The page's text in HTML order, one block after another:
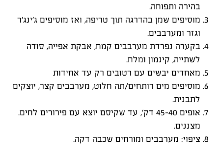
בהירה ותפוחה.
מוסיפים שמן בהדרגה תוך טריפה, ואז מוסיפים ג’ינג’ר
וגזר ומערבבים.
בקערה נפרדת מערבבים קמח, אבקת אפייה, סודה
לשתייה, קינמון ומלח.
מאחדים יבשים עם רטובים רק עד אחידות
מוסיפים מים רותחים/תה חלוט, מערבבים קצר, יוצקים
לתבנית.
אופים 40–45 דק׳, עד שקיסם יוצא עם פירורים לחים.
מצננים.
ציפוי: מערבבים ומורחים שכבה דקה.